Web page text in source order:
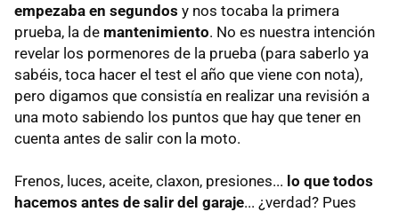
empezaba en segundos y nos tocaba la primera
prueba, la de mantenimiento. No es nuestra intención
revelar los pormenores de la prueba (para saberlo ya
sabéis, toca hacer el test el año que viene con nota),
pero digamos que consistía en realizar una revisión a
una moto sabiendo los puntos que hay que tener en
cuenta antes de salir con la moto.
Frenos, luces, aceite, claxon, presiones... lo que todos
hacemos antes de salir del garaje... ¿verdad? Pues